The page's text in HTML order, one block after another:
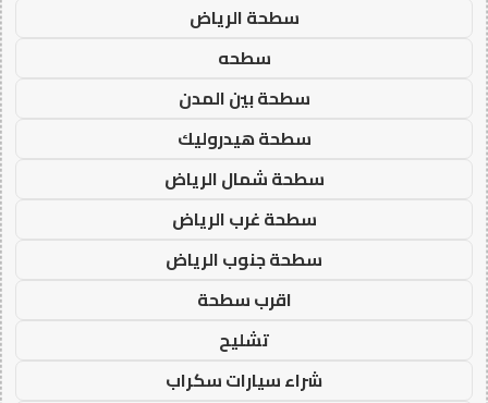
سطحة الرياض
سطحه
سطحة بين المدن
سطحة هيدروليك
سطحة شمال الرياض
سطحة غرب الرياض
سطحة جنوب الرياض
اقرب سطحة
تشليح
شراء سيارات سكراب